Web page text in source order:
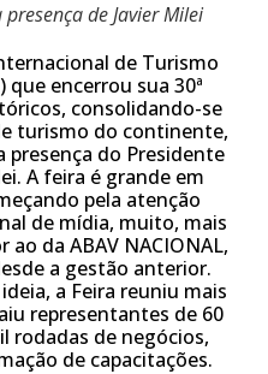
de Javier Milei
de Turismo
que encerrou sua 30ª
consolidando-se
turismo do continente,
do Presidente
A feira é grande em
pela atenção
de mídia, muito, mais
da ABAV NACIONAL,
a gestão anterior.
a Feira reuniu mais
representantes de 60
rodadas de negócios,
de capacitações.